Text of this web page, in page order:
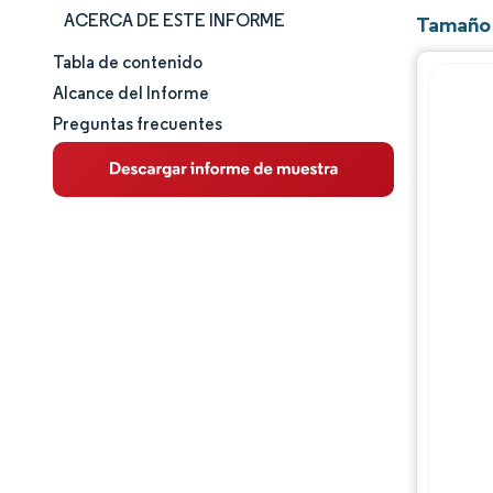
ACERCA DE ESTE INFORME
Tamaño y cuota de mercado
Análisis de mercado
Tendencias e ideas
Tabla de contenido
Alcance del Informe
Preguntas frecuentes